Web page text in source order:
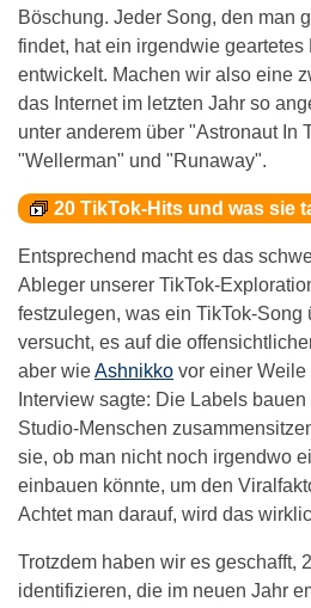
Böschung. Jeder Song, den man
findet, hat ein irgendwie geartetes
entwickelt. Machen wir also eine
das Internet im letzten Jahr so
unter anderem über "Astronaut In
"Wellerman" und "Runaway".
20 TikTok-Hits und was sie
Entsprechend macht es das
Ableger unserer TikTok-
festzulegen, was ein TikTok-Song
versucht, es auf die
aber wieAshnikko vor einer
Interview sagte: Die Labels
Studio-Menschen
sie, ob man nicht noch irgendwo
einbauen könnte, um den
Achtet man darauf, wird das
Trotzdem haben wir es geschafft,
identifizieren, die im neuen Jahr